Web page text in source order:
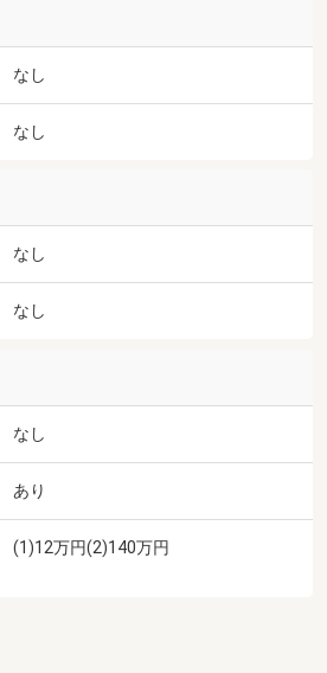
なし
なし
なし
なし
なし
あり
(1)12万円(2)140万円